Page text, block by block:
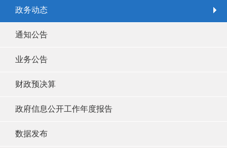
政务动态
通知公告
业务公告
财政预决算
政府信息公开工作年度报告
数据发布